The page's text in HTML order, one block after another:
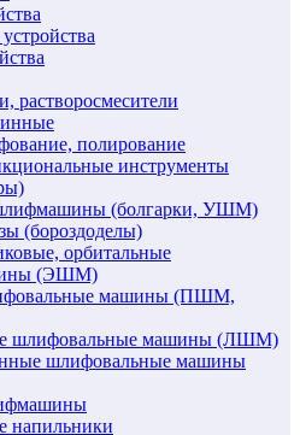
растворосмесители
полирование
инструменты
(болгарки, УШМ)
(бороздоделы)
орбитальные
(ЭШМ)
машины (ПШМ,
шлифовальные машины (ЛШМ)
шлифовальные машины
напильники